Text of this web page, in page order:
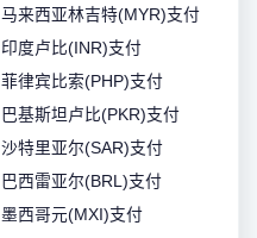
马来西亚林吉特(MYR)支付
印度卢比(INR)支付
菲律宾比索(PHP)支付
巴基斯坦卢比(PKR)支付
沙特里亚尔(SAR)支付
巴西雷亚尔(BRL)支付
墨西哥元(MXI)支付